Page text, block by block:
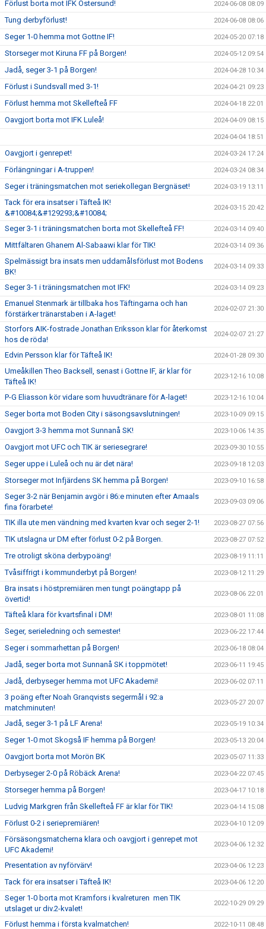
Förlust borta mot IFK Östersund! 2024-06-08 08:09
Tung derbyförlust! 2024-06-08 08:06
Seger 1-0 hemma mot Gottne IF! 2024-05-20 07:18
Storseger mot Kiruna FF på Borgen! 2024-05-12 09:54
Jadå, seger 3-1 på Borgen! 2024-04-28 10:34
Förlust i Sundsvall med 3-1! 2024-04-21 09:23
Förlust hemma mot Skellefteå FF 2024-04-18 22:01
Oavgjort borta mot IFK Luleå! 2024-04-09 08:15
2024-04-04 18:51
Oavgjort i genrepet! 2024-03-24 17:24
Förlängningar i A-truppen! 2024-03-24 08:34
Seger i träningsmatchen mot seriekollegan Bergnäset! 2024-03-19 13:11
Tack för era insatser i Täfteå IK!
&#10084;&#129293;&#10084;
2024-03-15 20:42
Seger 3-1 i träningsmatchen borta mot Skellefteå FF! 2024-03-14 09:40
Mittfältaren Ghanem Al-Sabaawi klar för TIK! 2024-03-14 09:36
Spelmässigt bra insats men uddamålsförlust mot Bodens
BK!
2024-03-14 09:33
Seger 3-1 i träningsmatchen mot IFK! 2024-03-14 09:23
Emanuel Stenmark är tillbaka hos Täftingarna och han
förstärker tränarstaben i A-laget!
2024-02-07 21:30
Storfors AIK-fostrade Jonathan Eriksson klar för återkomst
hos de röda!
2024-02-07 21:27
Edvin Persson klar för Täfteå IK! 2024-01-28 09:30
Umeåkillen Theo Backsell, senast i Gottne IF, är klar för
Täfteå IK!
2023-12-16 10:08
P-G Eliasson kör vidare som huvudtränare för A-laget! 2023-12-16 10:04
Seger borta mot Boden City i säsongsavslutningen! 2023-10-09 09:15
Oavgjort 3-3 hemma mot Sunnanå SK! 2023-10-06 14:35
Oavgjort mot UFC och TIK är seriesegrare! 2023-09-30 10:55
Seger uppe i Luleå och nu är det nära! 2023-09-18 12:03
Storseger mot Infjärdens SK hemma på Borgen! 2023-09-10 16:58
Seger 3-2 när Benjamin avgör i 86:e minuten efter Amaals
fina förarbete!
2023-09-03 09:06
TIK illa ute men vändning med kvarten kvar och seger 2-1! 2023-08-27 07:56
TIK utslagna ur DM efter förlust 0-2 på Borgen. 2023-08-27 07:52
Tre otroligt sköna derbypoäng! 2023-08-19 11:11
Tvåsiffrigt i kommunderbyt på Borgen! 2023-08-12 11:29
Bra insats i höstpremiären men tungt poängtapp på
övertid!
2023-08-06 22:01
Täfteå klara för kvartsfinal i DM! 2023-08-01 11:08
Seger, serieledning och semester! 2023-06-22 17:44
Seger i sommarhettan på Borgen! 2023-06-18 08:04
Jadå, seger borta mot Sunnanå SK i toppmötet! 2023-06-11 19:45
Jadå, derbyseger hemma mot UFC Akademi! 2023-06-02 07:11
3 poäng efter Noah Granqvists segermål i 92:a
matchminuten!
2023-05-27 20:07
Jadå, seger 3-1 på LF Arena! 2023-05-19 10:34
Seger 1-0 mot Skogså IF hemma på Borgen! 2023-05-13 20:04
Oavgjort borta mot Morön BK 2023-05-07 11:33
Derbyseger 2-0 på Röbäck Arena! 2023-04-22 07:45
Storseger hemma på Borgen! 2023-04-17 10:18
Ludvig Markgren från Skellefteå FF är klar för TIK! 2023-04-14 15:08
Förlust 0-2 i seriepremiären! 2023-04-10 12:09
Försäsongsmatcherna klara och oavgjort i genrepet mot
UFC Akademi!
2023-04-06 12:32
Presentation av nyförvärv! 2023-04-06 12:23
Tack för era insatser i Täfteå IK! 2023-04-06 12:20
Seger 1-0 borta mot Kramfors i kvalreturen men TIK
utslaget ur div.2-kvalet!
2022-10-29 09:29
Förlust hemma i första kvalmatchen! 2022-10-11 08:48